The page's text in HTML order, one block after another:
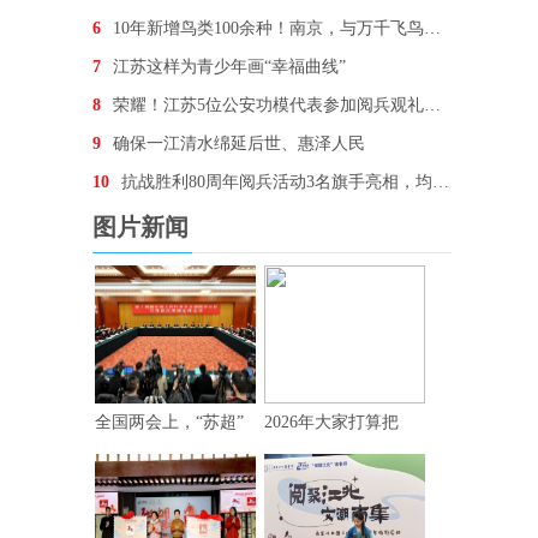
6 10年新增鸟类100余种！南京，与万千飞鸟为邻
7 江苏这样为青少年画“幸福曲线”
8 荣耀！江苏5位公安功模代表参加阅兵观礼，他们想说…
9 确保一江清水绵延后世、惠泽人民
10 抗战胜利80周年阅兵活动3名旗手亮相，均为“90后
图片新闻
全国两会上，“苏超” 2026年大家打算把